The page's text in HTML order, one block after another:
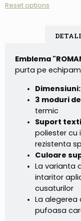
Reset options
Emblema
purta pe
Dimensiuni:
3 moduri
termic
Suport
poliester cu
rezistenta
Culoare
La varianta
intaritor
cusaturilor
La alegerea
pufoasa